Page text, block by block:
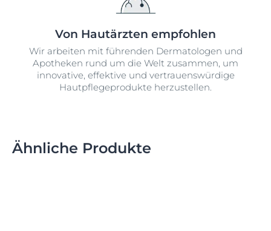
Von Hautärzten empfohlen
Wir arbeiten mit führenden Dermatologen und
Apotheken rund um die Welt zusammen, um
innovative, effektive und vertrauenswürdige
Hautpflegeprodukte herzustellen.
Ähnliche Produkte